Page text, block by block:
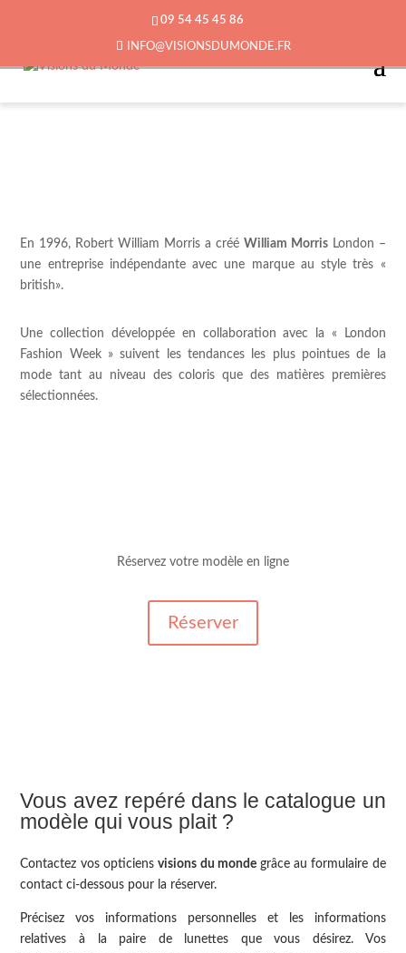
09 54 45 45 86
INFO@VISIONSDUMONDE.FR
En 1996, Robert William Morris a créé William MorrisLondon –
une entreprise indépendante avec une marque au style très «
british».
Une collection développée en collaboration avec la « London
Fashion Week » suivent les tendances les plus pointues de la
mode tant au niveau des coloris que des matières premières
sélectionnées.
Réservez votre modèle en ligne
Réserver
Vous avez repéré dans le catalogue un
modèle qui vous plait ?
Contactez vos opticiensvisions du monde grâce au formulaire de
contact ci-dessous pour la réserver.
Précisez vos informations personnelles et les informations
relatives à la paire de lunettes que vous désirez. Vos